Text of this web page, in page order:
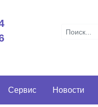
Сервис Новости